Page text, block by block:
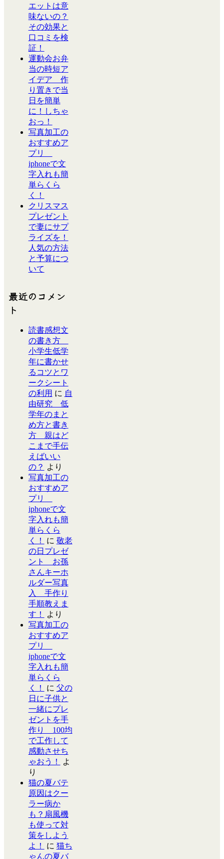
エットは意
味ないの？
その効果と
口コミを検
証！
運動会お弁
当の時短ア
イデア 作
り置きで当
日を簡単
に！しちゃ
おっ！
写真加工の
おすすめア
プリ
iphoneで文
字入れも簡
単らくら
く！
クリスマス
プレゼント
で妻にサプ
ライズを！
人気の方法
と予算につ
いて
最近のコメン
ト
読書感想文
の書き方
小学生低学
年に書かせ
るコツとワ
ークシート
の利用 に 自
由研究 低
学年のまと
め方と書き
方 親はど
こまで手伝
えばいい
の？ より
写真加工の
おすすめア
プリ
iphoneで文
字入れも簡
単らくら
く！
に 敬老
の日プレゼ
ント お孫
さんキーホ
ルダー写真
入 手作り
手順教えま
す！
より
写真加工の
おすすめア
プリ
iphoneで文
字入れも簡
単らくら
く！
に 父の
日に子供と
一緒にプレ
ゼントを手
作り 100均
で工作して
感動させち
ゃおう！
よ
り
猫の夏バテ
原因はクー
ラー病か
も？扇風機
も使って対
策をしよう
よ！
に 猫ち
ゃんの夏バ